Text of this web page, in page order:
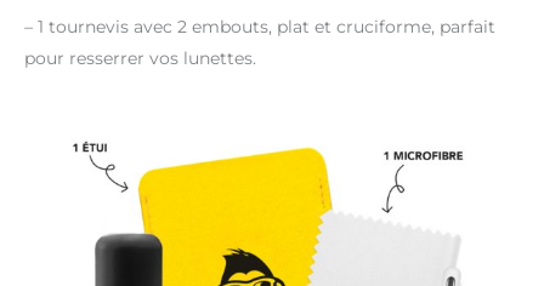
– 1 tournevis avec 2 embouts, plat et cruciforme, parfait
pour resserrer vos lunettes.